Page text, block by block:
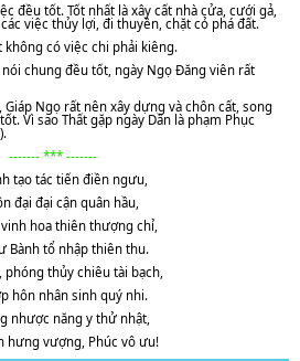
đều tốt. Tốt nhất là xây cất nhà cửa, cưới gả,
việc thủy lợi, đi thuyền, chặt cỏ phá đất.
không có việc chi phải kiêng.
nói chung đều tốt, ngày Ngọ Đăng viên rất
Giáp Ngọ rất nên xây dựng và chôn cất, song
Vì sao Thất gặp ngày Dần là phạm Phục
------- *** -------
tạo tác tiến điền ngưu,
đại đại cận quân hầu,
vinh hoa thiên thượng chỉ,
Bành tổ nhập thiên thu.
phóng thủy chiêu tài bạch,
hôn nhân sinh quý nhi.
nhược năng y thử nhật,
hưng vượng, Phúc vô ưu!